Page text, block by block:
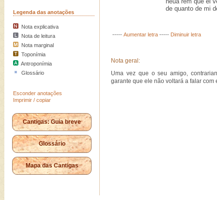
Legenda das anotações
Nota explicativa
Nota de leitura
Nota marginal
Toponímia
Antroponímia
Glossário
Esconder anotações
Imprimir / copiar
Cantigas: Guia breve
Glossário
Mapa das Cantigas
de quanto de mi
----- Aumentar letra ----- Diminuir letra
Nota geral:
Uma vez que o seu amigo,
garante que ele não voltará a falar